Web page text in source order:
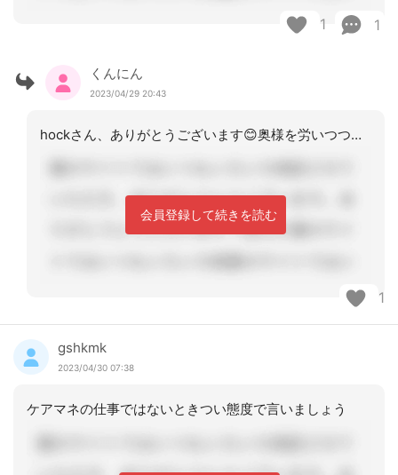
1 1
くんにん
2023/04/29 20:43
hockさん、ありがとうございます😊奥様を労いつつがポイントですね。ほんと、もう
会員登録して続きを読む
1
gshkmk
2023/04/30 07:38
ケアマネの仕事ではないときつい態度で言いましょう